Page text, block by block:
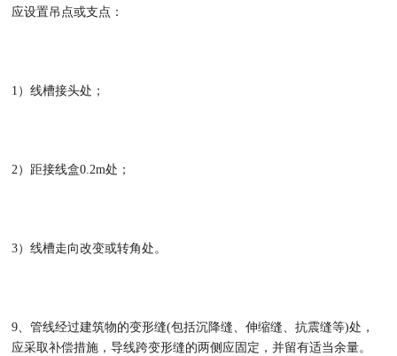
应设置吊点或支点：
1）线槽接头处；
2）距接线盒0.2m处；
3）线槽走向改变或转角处。
9、管线经过建筑物的变形缝(包括沉降缝、伸缩缝、抗震缝等)处，
应采取补偿措施，导线跨变形缝的两侧应固定，并留有适当余量。